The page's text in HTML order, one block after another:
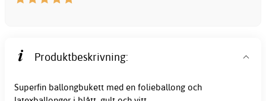
Produktbeskrivning:
Superfin ballongbukett med en folieballong och